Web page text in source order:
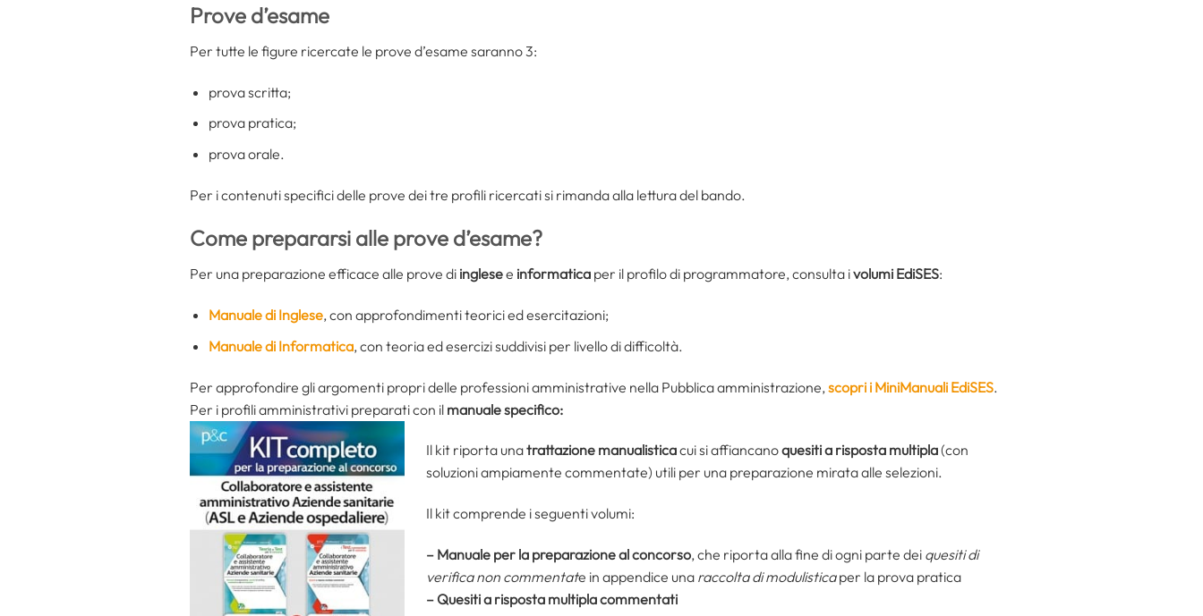
Prove d’esame
Per tutte le figure ricercate le prove d’esame saranno 3:
prova scritta;
prova pratica;
prova orale.
Per i contenuti specifici delle prove dei tre profili ricercati si rimanda alla lettura del bando.
Come prepararsi alle prove d’esame?
Per una preparazione efficace alle prove di inglesee informatica per il profilo di programmatore, consulta ivolumi EdiSES:
Manuale di Inglese, con approfondimenti teorici ed esercitazioni;
Manuale di Informatica, con teoria ed esercizi suddivisi per livello di difficoltà.
Per approfondire gli argomenti propri delle professioni amministrative nella Pubblica amministrazione, scopri i MiniManuali EdiSES.
Per i profili amministrativi preparati con il manuale specifico:
Il kit riporta unatrattazione manualisticacui si affiancanoquesiti a risposta multipla(con
soluzioni ampiamente commentate) utili per una preparazione mirata alle selezioni.
Il kit comprende i seguenti volumi:
– Manuale per la preparazione al concorso, che riporta alla fine di ogni parte dei quesiti di
verifica non commentate in appendice una raccolta di modulisticaper la prova pratica
– Quesiti a risposta multipla commentati